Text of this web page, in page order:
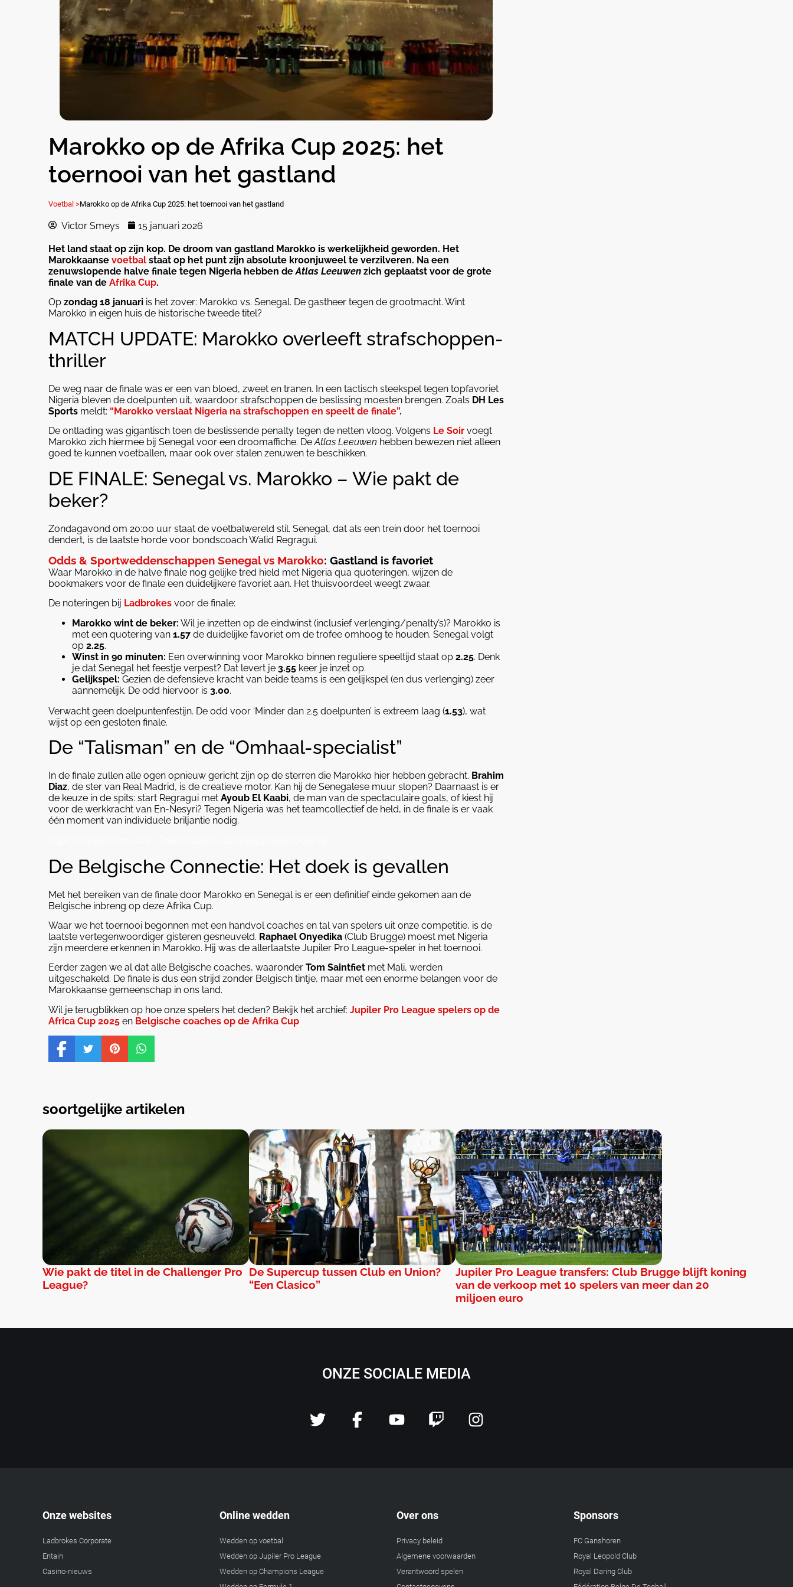
Marokko op de Afrika Cup 2025: het
toernooi van het gastland
Voetbal >Marokko op de Afrika Cup 2025: het toernooi van het gastland
Victor Smeys 15 januari 2026
Het land staat op zijn kop. De droom van gastland Marokko is werkelijkheid geworden. Het
Marokkaanse voetbal staat op het punt zijn absolute kroonjuweel te verzilveren. Na een
zenuwslopende halve finale tegen Nigeria hebben deAtlas Leeuwen zich geplaatst voor de grote
finale van de Afrika Cup.
Op zondag 18 januari is het zover: Marokko vs. Senegal. De gastheer tegen de grootmacht. Wint
Marokko in eigen huis de historische tweede titel?
MATCH UPDATE: Marokko overleeft strafschoppen-
thriller
De weg naar de finale was er een van bloed, zweet en tranen. In een tactisch steekspel tegen topfavoriet
Nigeria bleven de doelpunten uit, waardoor strafschoppen de beslissing moesten brengen. Zoals DH Les
Sports meldt: “Marokko verslaat Nigeria na strafschoppen en speelt de finale”.
De ontlading was gigantisch toen de beslissende penalty tegen de netten vloog. Volgens Le Soir voegt
Marokko zich hiermee bij Senegal voor een droomaffiche. DeAtlas Leeuwen hebben bewezen niet alleen
goed te kunnen voetballen, maar ook over stalen zenuwen te beschikken.
DE FINALE: Senegal vs. Marokko – Wie pakt de
beker?
Zondagavond om 20:00 uur staat de voetbalwereld stil. Senegal, dat als een trein door het toernooi
dendert, is de laatste horde voor bondscoach Walid Regragui.
Odds & Sportweddenschappen Senegal vs Marokko: Gastland is favoriet
Waar Marokko in de halve finale nog gelijke tred hield met Nigeria qua quoteringen, wijzen de
bookmakers voor de finale een duidelijkere favoriet aan. Het thuisvoordeel weegt zwaar.
De noteringen bij Ladbrokes voor de finale:
Marokko wint de beker: Wil je inzetten op de eindwinst (inclusief verlenging/penalty’s)? Marokko is
met een quotering van 1.57 de duidelijke favoriet om de trofee omhoog te houden. Senegal volgt
op 2.25.
Winst in 90 minuten: Een overwinning voor Marokko binnen reguliere speeltijd staat op 2.25. Denk
je dat Senegal het feestje verpest? Dat levert je 3.55 keer je inzet op.
Gelijkspel: Gezien de defensieve kracht van beide teams is een gelijkspel (en dus verlenging) zeer
aannemelijk. De odd hiervoor is 3.00.
Verwacht geen doelpuntenfestijn. De odd voor ‘Minder dan 2.5 doelpunten’ is extreem laag (1.53), wat
wijst op een gesloten finale.
De “Talisman” en de “Omhaal-specialist”
In de finale zullen alle ogen opnieuw gericht zijn op de sterren die Marokko hier hebben gebracht. Brahim
Diaz, de ster van Real Madrid, is de creatieve motor. Kan hij de Senegalese muur slopen? Daarnaast is er
de keuze in de spits: start Regragui met Ayoub El Kaabi, de man van de spectaculaire goals, of kiest hij
voor de werkkracht van En-Nesyri? Tegen Nigeria was het teamcollectief de held, in de finale is er vaak
één moment van individuele briljantie nodig.
De Belgische Connectie: Het doek is gevallen
Met het bereiken van de finale door Marokko en Senegal is er een definitief einde gekomen aan de
Belgische inbreng op deze Afrika Cup.
Waar we het toernooi begonnen met een handvol coaches en tal van spelers uit onze competitie, is de
laatste vertegenwoordiger gisteren gesneuveld. Raphael Onyedika (Club Brugge) moest met Nigeria
zijn meerdere erkennen in Marokko. Hij was de allerlaatste Jupiler Pro League-speler in het toernooi.
Eerder zagen we al dat alle Belgische coaches, waaronder Tom Saintfiet met Mali, werden
uitgeschakeld. De finale is dus een strijd zonder Belgisch tintje, maar met een enorme belangen voor de
Marokkaanse gemeenschap in ons land.
Wil je terugblikken op hoe onze spelers het deden? Bekijk het archief: Jupiler Pro League spelers op de
Africa Cup 2025 en Belgische coaches op de Afrika Cup
soortgelijke artikelen
Wie pakt de titel in de Challenger Pro
League?
De Supercup tussen Club en Union?
“Een Clasico”
Jupiler Pro League transfers: Club Brugge blijft koning
van de verkoop met 10 spelers van meer dan 20
miljoen euro
ONZE SOCIALE MEDIA
Onze websites
Ladbrokes Corporate
Entain
Casino-nieuws
Online wedden
Wedden op voetbal
Wedden op Jupiler Pro League
Wedden op Champions League
Over ons
Privacy beleid
Algemene voorwaarden
Verantwoord spelen
Sponsors
FC Ganshoren
Royal Leopold Club
Royal Daring Club